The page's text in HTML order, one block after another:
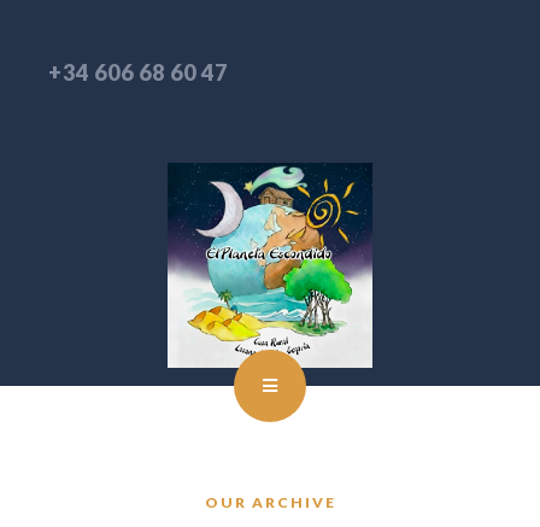
+34 606 68 60 47
OUR ARCHIVE